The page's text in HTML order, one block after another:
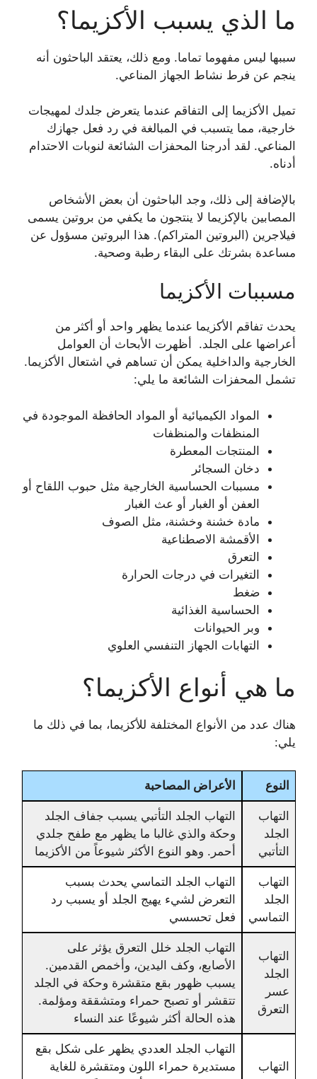
ما الذي يسبب الأكزيما؟
سببها ليس مفهوما تماما. ومع ذلك، يعتقد الباحثون أنه
ينجم عن فرط نشاط الجهاز المناعي.
تميل الأكزيما إلى التفاقم عندما يتعرض جلدك لمهيجات
خارجية، مما يتسبب في المبالغة في رد فعل جهازك
المناعي. لقد أدرجنا المحفزات الشائعة لنوبات الاحتدام
أدناه.
بالإضافة إلى ذلك، وجد الباحثون أن بعض الأشخاص
المصابين بالإكزيما لا ينتجون ما يكفي من بروتين يسمى
فيلاجرين (البروتين المتراكم). هذا البروتين مسؤول عن
مساعدة بشرتك على البقاء رطبة وصحية.
مسببات الأكزيما
يحدث تفاقم الأكزيما عندما يظهر واحد أو أكثر من
أعراضها على الجلد. أظهرت الأبحاث أن العوامل
الخارجية والداخلية يمكن أن تساهم في اشتعال الأكزيما.
تشمل المحفزات الشائعة ما يلي:
المواد الكيميائية أو المواد الحافظة الموجودة في
المنظفات والمنظفات
المنتجات المعطرة
دخان السجائر
مسببات الحساسية الخارجية مثل حبوب اللقاح أو
العفن أو الغبار أو عث الغبار
مادة خشنة وخشنة، مثل الصوف
الأقمشة الاصطناعية
التعرق
التغيرات في درجات الحرارة
ضغط
الحساسية الغذائية
وبر الحيوانات
التهابات الجهاز التنفسي العلوي
ما هي أنواع الأكزيما؟
هناك عدد من الأنواع المختلفة للأكزيما، بما في ذلك ما
يلي:
النوع الأعراض المصاحبة
التهاب
الجلد
التأتبي
التهاب الجلد التأتبي يسبب جفاف الجلد
وحكة والذي غالبا ما يظهر مع طفح جلدي
أحمر. وهو النوع الأكثر شيوعاً من الأكزيما
التهاب
الجلد
التماسي
التهاب الجلد التماسي يحدث بسبب
التعرض لشيء يهيج الجلد أو يسبب رد
فعل تحسسي
التهاب
الجلد
عسر
التعرق
التهاب الجلد خلل التعرق يؤثر على
الأصابع، وكف اليدين، وأخمص القدمين.
يسبب ظهور بقع متقشرة وحكة في الجلد
تتقشر أو تصبح حمراء ومتشققة ومؤلمة.
هذه الحالة أكثر شيوعًا عند النساء
التهاب
التهاب الجلد العددي يظهر على شكل بقع
مستديرة حمراء اللون ومتقشرة للغاية